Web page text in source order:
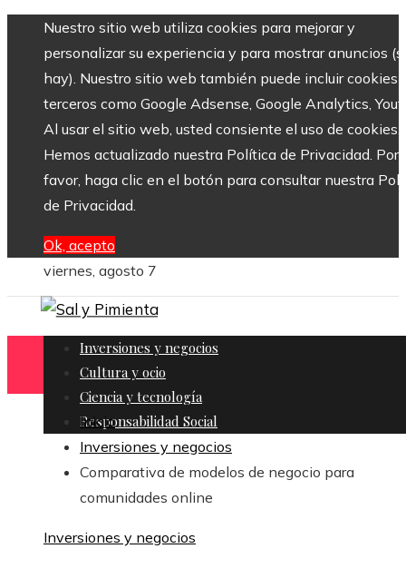
Nuestro sitio web utiliza cookies para mejorar y
personalizar su experiencia y para mostrar anuncios
hay). Nuestro sitio web también puede incluir cookies
terceros como Google Adsense, Google Analytics,
Al usar el sitio web, usted consiente el uso de cookies.
Hemos actualizado nuestra Política de Privacidad. Por
favor, haga clic en el botón para consultar nuestra
de Privacidad.
Ok, acepto
viernes, agosto 7
Inversiones y negocios
Cultura y ocio
Ciencia y tecnología
Responsabilidad Social
Inicio
Inversiones y negocios
Comparativa de modelos de negocio para
comunidades online
Inversiones y negocios